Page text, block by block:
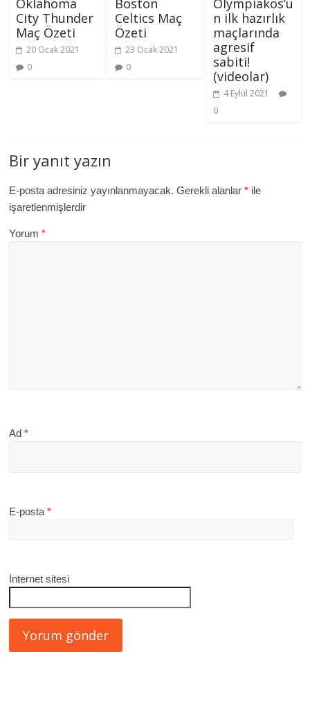
Oklahoma
City Thunder
Maç Özeti
20 Ocak 2021
0
Boston
Celtics Maç
Özeti
23 Ocak 2021
0
n ilk hazırlık
maçlarında
agresif
sabiti!
(videolar)
4 Eylül 2021
0
Bir yanıt yazın
E-posta adresiniz yayınlanmayacak. Gerekli alanlar* ile
işaretlenmişlerdir
Yorum*
Ad*
E-posta*
İnternet sitesi